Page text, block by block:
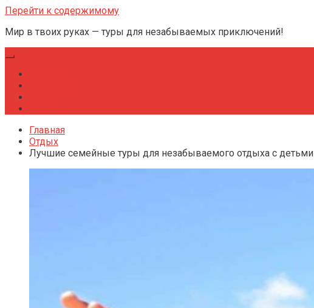
Перейти к содержимому
Мир в твоих руках — туры для незабываемых приключений!
Главная
Отдых
Лучшие семейные туры для незабываемого отдыха с детьми